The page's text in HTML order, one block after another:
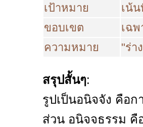
เป้าหมาย
เน้
ขอบเขต
เฉ
ความหมาย
"ร่า
สรุปสั้นๆ:
รูปเป็นอนิจจัง คือก
ส่วน อนิจจธรรม คื